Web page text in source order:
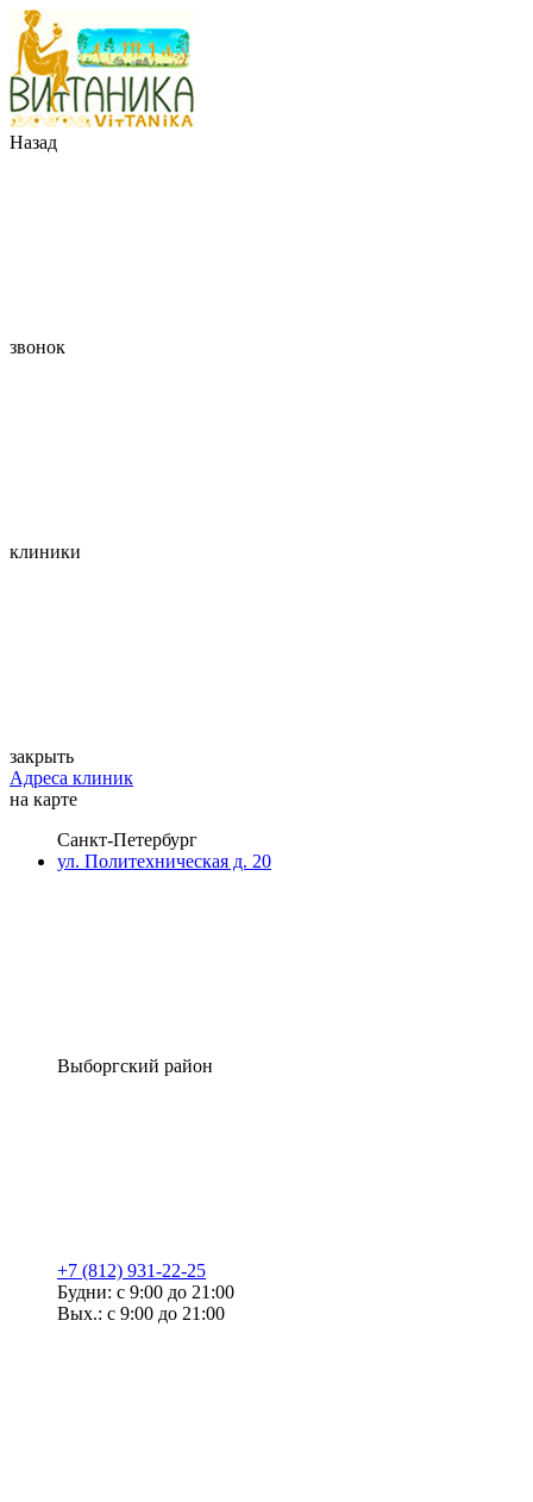
Назад
звонок
клиники
закрыть
Адреса клиник
на карте
Санкт-Петербург
ул. Политехническая д. 20
Выборгский район
+7 (812) 931-22-25
Будни: с 9:00 до 21:00
Вых.: с 9:00 до 21:00